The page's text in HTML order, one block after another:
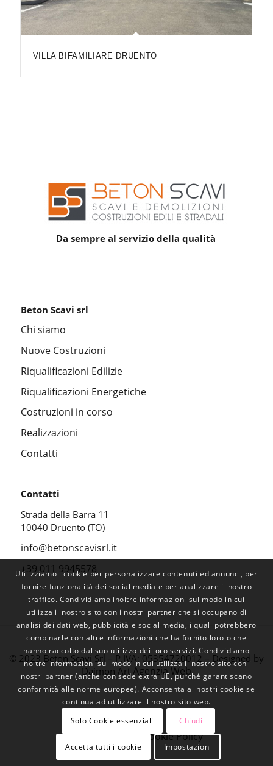
VILLA BIFAMILIARE DRUENTO
Da sempre al servizio della qualità
Beton Scavi srl
Chi siamo
Nuove Costruzioni
Riqualificazioni Edilizie
Riqualificazioni Energetiche
Costruzioni in corso
Realizzazioni
Contatti
Contatti
Strada della Barra 11
10040 Druento (TO)
info@betonscavisrl.it
+39 011 9945578
© 2023 Beton Scavi Srl – P.IVA: 05354720012 – Designed by
Daimon ArtAgenzia Web
Cookie Policy
Utilizziamo i cookie per personalizzare contenuti ed annunci, per
fornire funzionalità dei social media e per analizzare il nostro
traffico. Condividiamo inoltre informazioni sul modo in cui
utilizza il nostro sito con i nostri partner che si occupano di
analisi dei dati web, pubblicità e social media, i quali potrebbero
combinarle con altre informazioni che ha fornito loro o che
hanno raccolto dal suo utilizzo dei loro servizi. Condividiamo
inoltre informazioni sul modo in cui utilizza il nostro sito con i
nostri partner (anche con sede extra UE, purché garantiscano
conformità alle norme europee). Acconsenta ai nostri cookie se
continua ad utilizzare il nostro sito web.
Solo Cookie essenziali
Chiudi
Accetta tutti i cookie Impostazioni